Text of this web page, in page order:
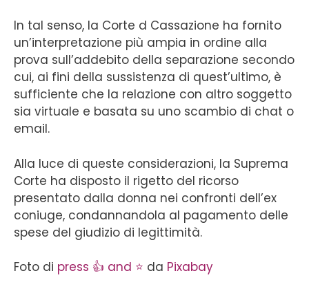
In tal senso, la Corte d Cassazione ha fornito
un’interpretazione più ampia in ordine alla
prova sull’addebito della separazione secondo
cui, ai fini della sussistenza di quest’ultimo, è
sufficiente che la relazione con altro soggetto
sia virtuale e basata su uno scambio di chat o
email.
Alla luce di queste considerazioni, la Suprema
Corte ha disposto il rigetto del ricorso
presentato dalla donna nei confronti dell’ex
coniuge, condannandola al pagamento delle
spese del giudizio di legittimità.
Foto di press 👍 and ⭐ da Pixabay